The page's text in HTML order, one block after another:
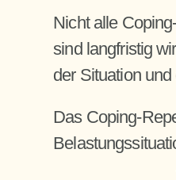
Nicht alle
sind langfristig
der Situation
Das Coping-